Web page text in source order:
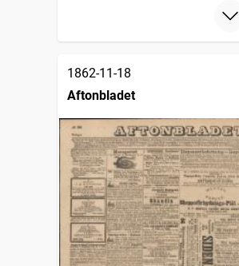
1862-11-18
Aftonbladet